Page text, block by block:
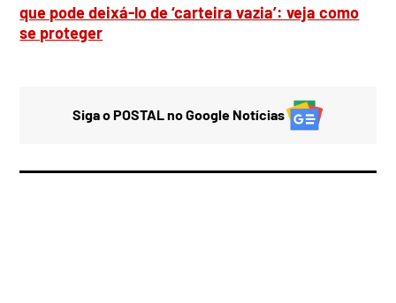
que pode deixá-lo de ‘carteira vazia’: veja como
se proteger
Siga o POSTAL no Google Notícias